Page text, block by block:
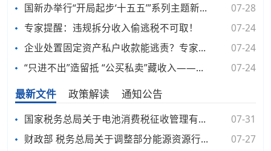
国新办举行“开局起步‘十五五’”系列主题新闻发布会 介绍“十五五”时期税收改革发展有关情况
07-28
专家提醒：违规拆分收入偷逃税不可取！
07-24
企业处置固定资产私户收款能逃责？专家解读：不能！违法必担责！
07-24
“只进不出”造留抵 “公买私卖”藏收入——揭秘山西观心堂商贸有限公司偷税及骗取增值税留抵退税案件
07-24
最新文件 政策解读 通知公告
国家税务总局关于电池消费税征收管理有关事项的公告
07-31
财政部 税务总局关于调整部分能源资源行业企业城镇土地使用税政策的公告
07-27